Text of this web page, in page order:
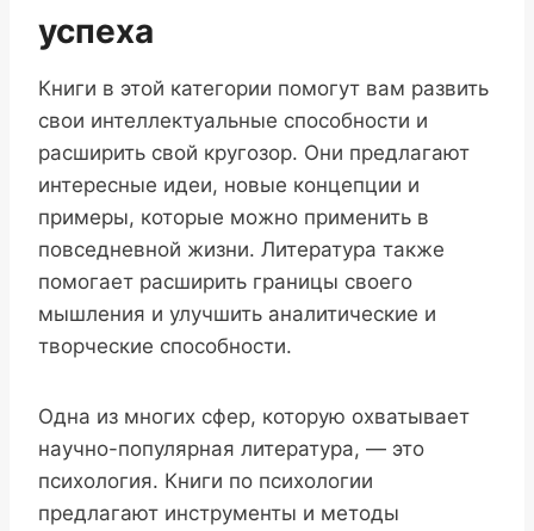
успеха
Книги в этой категории помогут вам развить
свои интеллектуальные способности и
расширить свой кругозор. Они предлагают
интересные идеи, новые концепции и
примеры, которые можно применить в
повседневной жизни. Литература также
помогает расширить границы своего
мышления и улучшить аналитические и
творческие способности.
Одна из многих сфер, которую охватывает
научно-популярная литература, — это
психология. Книги по психологии
предлагают инструменты и методы